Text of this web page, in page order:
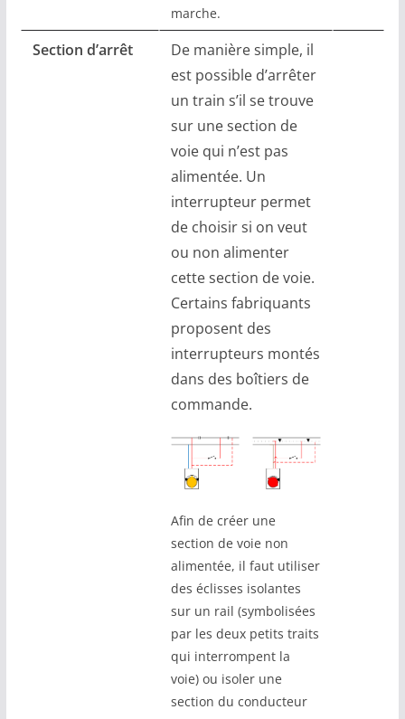
marche.
Section d’arrêt
De manière simple, il
est possible d’arrêter
un train s’il se trouve
sur une section de
voie qui n’est pas
alimentée. Un
interrupteur permet
de choisir si on veut
ou non alimenter
cette section de voie.
Certains fabriquants
proposent des
interrupteurs montés
dans des boîtiers de
commande.
Afin de créer une
section de voie non
alimentée, il faut utiliser
des éclisses isolantes
sur un rail (symbolisées
par les deux petits traits
qui interrompent la
voie) ou isoler une
section du conducteur